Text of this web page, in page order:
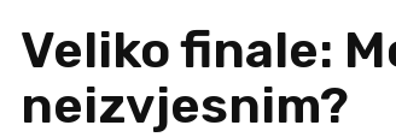
Veliko finale:
neizvjesnim?